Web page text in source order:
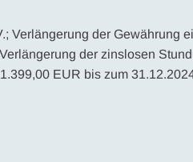
Verlängerung der Gewährung
der zinslosen
EUR bis zum